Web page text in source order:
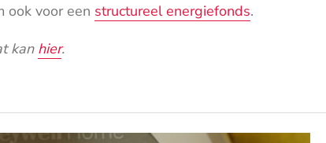
voor een structureel energiefonds.
kan hier.